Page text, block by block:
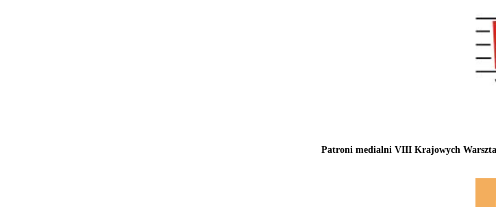
Patroni medialni VIII Krajowych